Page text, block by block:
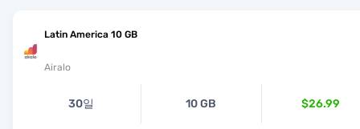
Latin America 10 GB
Airalo
30일 10 GB $26.99